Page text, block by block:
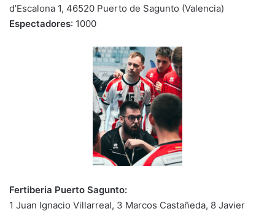
d’Escalona 1, 46520 Puerto de Sagunto (Valencia)
Espectadores: 1000
Fertiberia Puerto Sagunto:
1 Juan Ignacio Villarreal, 3 Marcos Castañeda, 8 Javier